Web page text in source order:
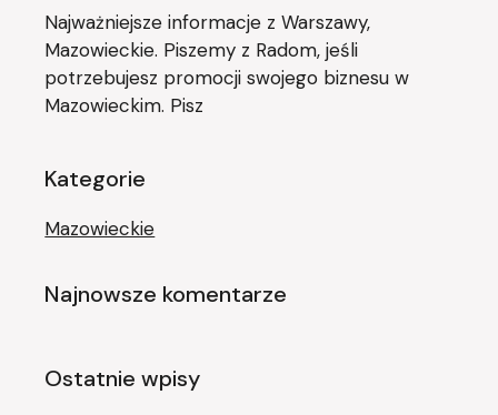
Najważniejsze informacje z Warszawy,
Mazowieckie. Piszemy z Radom, jeśli
potrzebujesz promocji swojego biznesu w
Mazowieckim. Pisz
Kategorie
Mazowieckie
Najnowsze komentarze
Ostatnie wpisy